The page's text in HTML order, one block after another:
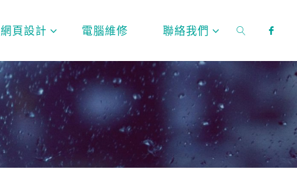
網頁設計 電腦維修 聯絡我們
SEARCH